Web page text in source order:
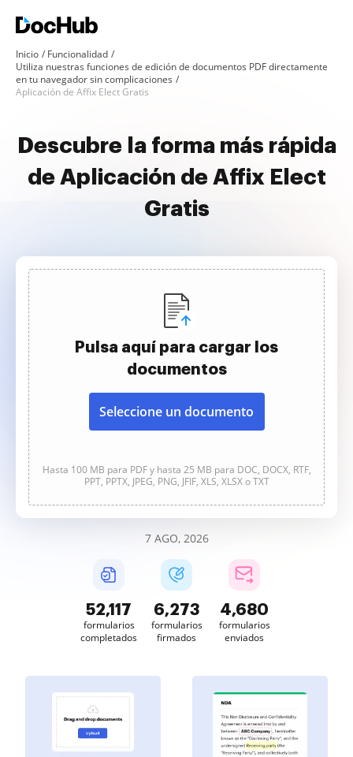
Inicio
Funcionalidad
Utiliza nuestras funciones de edición de documentos PDF directamente
en tu navegador sin complicaciones
Aplicación de Affix Elect Gratis
Descubre la forma más rápida
de Aplicación de Affix Elect
Gratis
Pulsa aquí para cargar los
documentos
Seleccione un documento
Hasta 100 MB para PDF y hasta 25 MB para DOC, DOCX, RTF,
PPT, PPTX, JPEG, PNG, JFIF, XLS, XLSX o TXT
7 AGO, 2026
52,118
formularios
completados
6,273
formularios
firmados
4,680
formularios
enviados